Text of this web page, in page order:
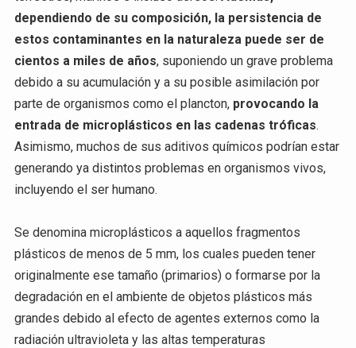
dependiendo de su composición, la persistencia de
estos contaminantes en la naturaleza puede ser de
cientos a miles de años, suponiendo un grave problema
debido a su acumulación y a su posible asimilación por
parte de organismos como el plancton, provocando la
entrada de microplásticos en las cadenas tróficas.
Asimismo, muchos de sus aditivos químicos podrían estar
generando ya distintos problemas en organismos vivos,
incluyendo el ser humano.
Se denomina microplásticos a aquellos fragmentos
plásticos de menos de 5 mm, los cuales pueden tener
originalmente ese tamaño (primarios) o formarse por la
degradación en el ambiente de objetos plásticos más
grandes debido al efecto de agentes externos como la
radiación ultravioleta y las altas temperaturas